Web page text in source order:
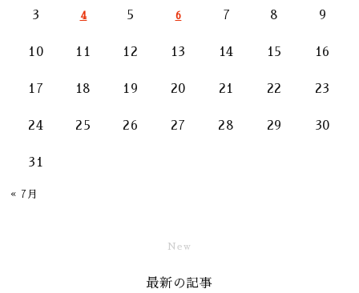
3 4 5 6 7 8 9
10 11 12 13 14 15 16
17 18 19 20 21 22 23
24 25 26 27 28 29 30
31
« 7月
New
最新の記事